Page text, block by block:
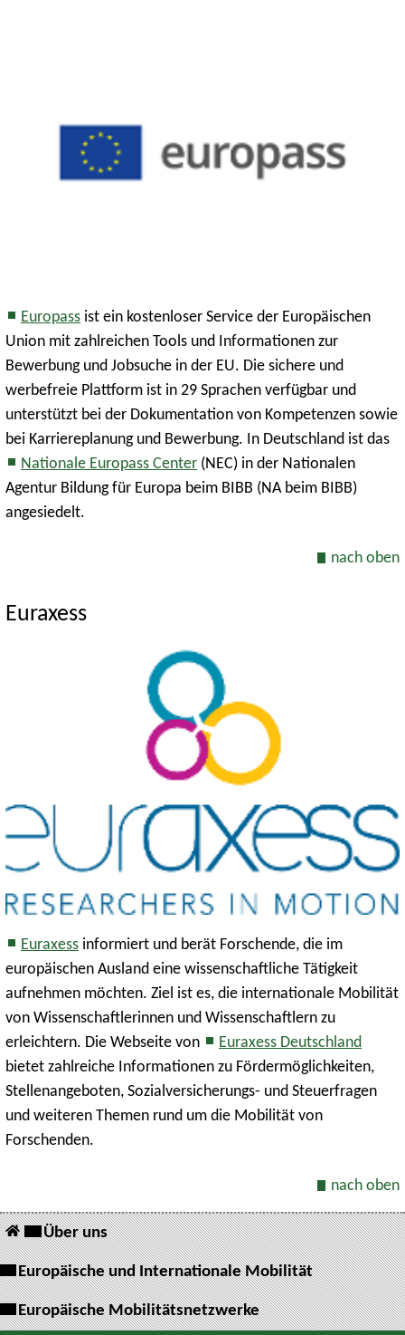
Europass ist ein kostenloser Service der Europäischen
Union mit zahlreichen Tools und Informationen zur
Bewerbung und Jobsuche in der EU. Die sichere und
werbefreie Plattform ist in 29 Sprachen verfügbar und
unterstützt bei der Dokumentation von Kompetenzen sowie
bei Karriereplanung und Bewerbung. In Deutschland ist das
Nationale Europass Center (NEC) in der Nationalen
Agentur Bildung für Europa beim BIBB (NA beim BIBB)
angesiedelt.
nach oben
Euraxess
Euraxess informiert und berät Forschende, die im
europäischen Ausland eine wissenschaftliche Tätigkeit
aufnehmen möchten. Ziel ist es, die internationale Mobilität
von Wissenschaftlerinnen und Wissenschaftlern zu
erleichtern. Die Webseite von
Euraxess Deutschland
bietet zahlreiche Informationen zu Fördermöglichkeiten,
Stellenangeboten, Sozialversicherungs- und Steuerfragen
und weiteren Themen rund um die Mobilität von
Forschenden.
nach oben
Über uns
Europäische und Internationale Mobilität
Europäische Mobilitätsnetzwerke